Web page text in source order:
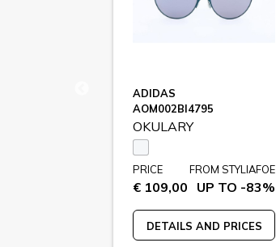
ADIDAS
AOM002BI4795
OKULARY
PRICE
€ 109,00
FROM STYLIAFOE
UP TO -83%
DETAILS AND PRICES